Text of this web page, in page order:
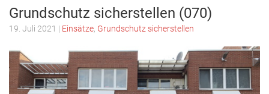
Grundschutz sicherstellen (070)
19. Juli 2021 | Einsätze Grundschutz sicherstellen